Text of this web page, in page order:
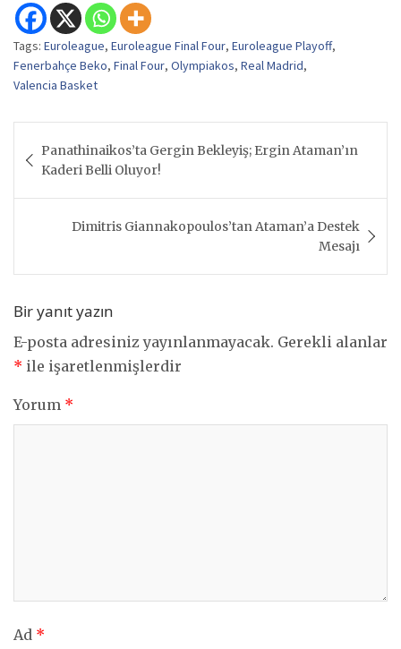
Tags: Euroleague, Euroleague Final Four, Euroleague Playoff,
Fenerbahçe Beko, Final Four, Olympiakos, Real Madrid,
Valencia Basket
gezinmesi
Panathinaikos’ta Gergin Bekleyiş; Ergin Ataman’ın
Kaderi Belli Oluyor!
Dimitris Giannakopoulos’tan Ataman’a Destek
Mesajı
Bir yanıt yazın
E-posta adresiniz yayınlanmayacak. Gerekli alanlar
* ile işaretlenmişlerdir
Yorum *
Ad *